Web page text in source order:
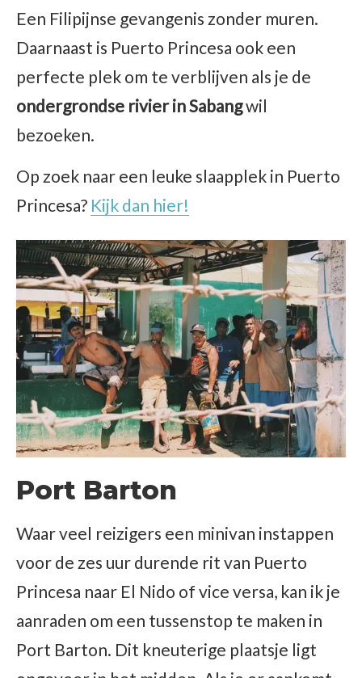
Een Filipijnse gevangenis zonder muren.
Daarnaast is Puerto Princesa ook een
perfecte plek om te verblijven als je de
ondergrondse rivier in Sabangwil
bezoeken.
Op zoek naar een leuke slaapplek in Puerto
Princesa? Kijk dan hier!
Port Barton
Waar veel reizigers een minivan instappen
voor de zes uur durende rit van Puerto
Princesa naar El Nido of vice versa, kan ik je
aanraden om een tussenstop te maken in
Port Barton. Dit kneuterige plaatsje ligt